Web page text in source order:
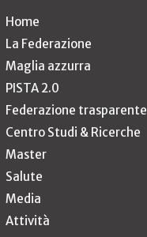
Home
La Federazione
Maglia azzurra
PISTA 2.0
Federazione trasparente
Centro Studi & Ricerche
Master
Salute
Media
Attività